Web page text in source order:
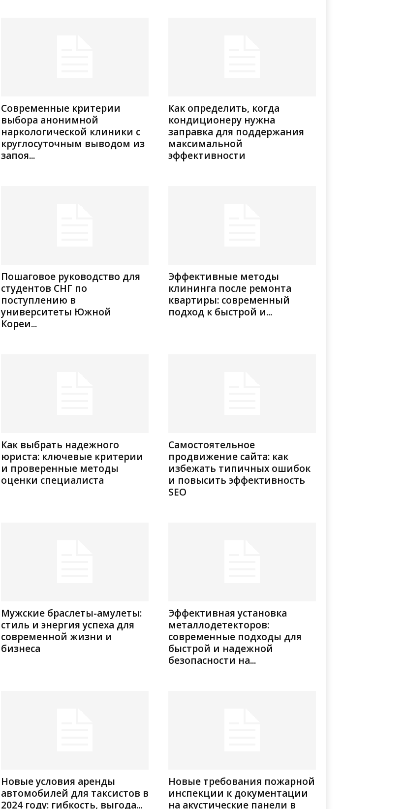
Современные критерии
выбора анонимной
наркологической клиники с
круглосуточным выводом из
запоя...
Как определить, когда
кондиционеру нужна
заправка для поддержания
максимальной
эффективности
Пошаговое руководство для
студентов СНГ по
поступлению в
университеты Южной
Кореи...
Эффективные методы
клининга после ремонта
квартиры: современный
подход к быстрой и...
Как выбрать надежного
юриста: ключевые критерии
и проверенные методы
оценки специалиста
Самостоятельное
продвижение сайта: как
избежать типичных ошибок
и повысить эффективность
SEO
Мужские браслеты-амулеты:
стиль и энергия успеха для
современной жизни и
бизнеса
Эффективная установка
металлодетекторов:
современные подходы для
быстрой и надежной
безопасности на...
Новые условия аренды
автомобилей для таксистов в
2024 году: гибкость, выгода...
Новые требования пожарной
инспекции к документации
на акустические панели в